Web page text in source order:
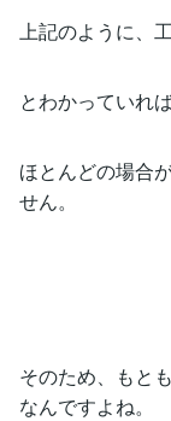
上記のように、
とわかっていれ
ほとんどの場合
せん。
そのため、もと
なんですよね。